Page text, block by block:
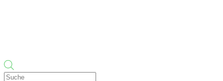
Products